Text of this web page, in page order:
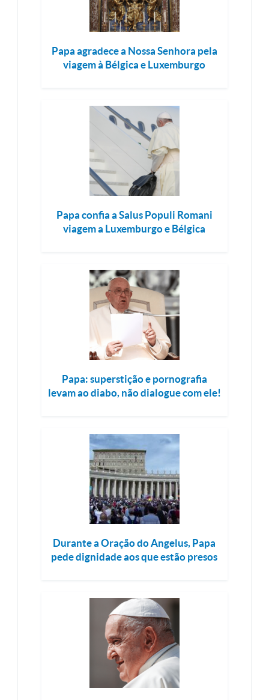
Papa agradece a Nossa Senhora pela
viagem à Bélgica e Luxemburgo
Papa confia a Salus Populi Romani
viagem a Luxemburgo e Bélgica
Papa: superstição e pornografia
levam ao diabo, não dialogue com ele!
Durante a Oração do Angelus, Papa
pede dignidade aos que estão presos